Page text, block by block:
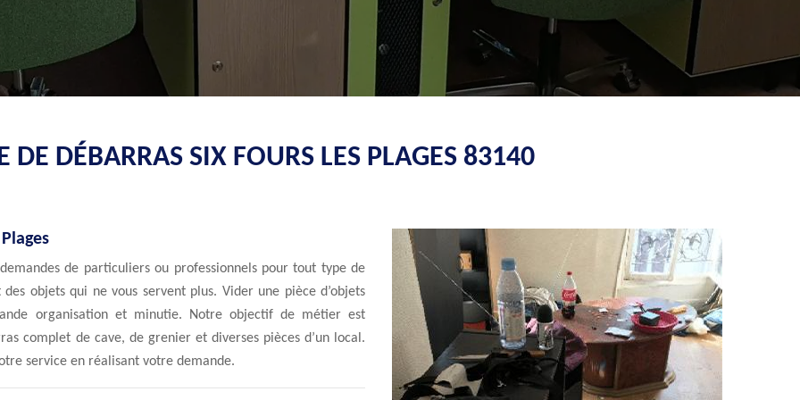
DE DÉBARRAS SIX FOURS LES PLAGES 83140
de particuliers ou professionnels pour tout type de
objets qui ne vous servent plus. Vider une pièce d’objets
organisation et minutie. Notre objectif de métier est
complet de cave, de grenier et diverses pièces d’un local.
service en réalisant votre demande.